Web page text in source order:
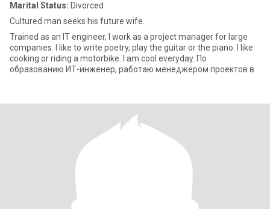
Marital Status: Divorced
Cultured man seeks his future wife.
Trained as an IT engineer, I work as a project manager for large
companies. I like to write poetry, play the guitar or the piano. I like
cooking or riding a motorbike. I am cool everyday. По
образованию ИТ-инженер, работаю менеджером проектов в